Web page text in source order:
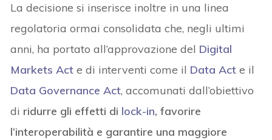
La decisione si inserisce inoltre in una linea
regolatoria ormai consolidata che, negli ultimi
anni, ha portato all’approvazione del Digital
Markets Act e di interventi come il Data Act e il
Data Governance Act, accomunati dall’obiettivo
di ridurre gli effetti di lock-in, favorire
l’interoperabilità e garantire una maggiore